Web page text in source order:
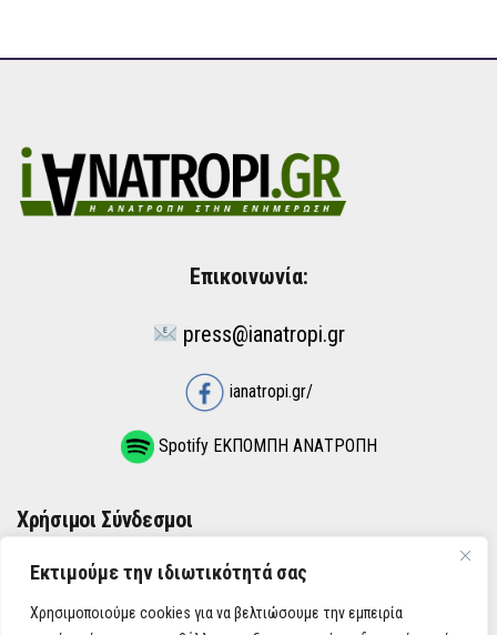
Εκτιμούμε την ιδιωτικότητά σας
Χρησιμοποιούμε cookies για να βελτιώσουμε την εμπειρία
Επικοινωνία:
press@ianatropi.gr
ianatropi.gr/
Spotify ΕΚΠΟΜΠΗ ΑΝΑΤΡΟΠΗ
Χρήσιμοι Σύνδεσμοι
ΌΡΟΙ ΧΡΉΣΗΣ
ΠΟΛΙΤΙΚΉ ΑΠΟΡΡΉΤΟΥ